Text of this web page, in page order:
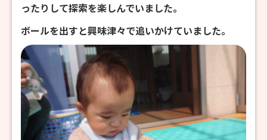
ったりして探索を楽しんでいました。
ボールを出すと興味津々で追いかけていました。